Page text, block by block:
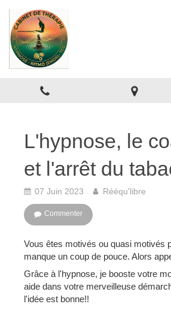
L'hypnose, le
et l'arrêt du
07 Juin 2023 Rééqu'libre
Commenter
Vous êtes motivés ou quasi motivés
manque un coup de pouce. Alors
Grâce à l'hypnose, je booste votre
aide dans votre merveilleuse
l'idée est bonne!!